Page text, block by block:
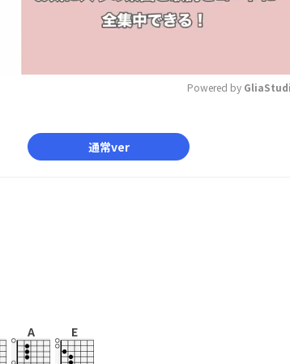
Powered by
通常ver
A E